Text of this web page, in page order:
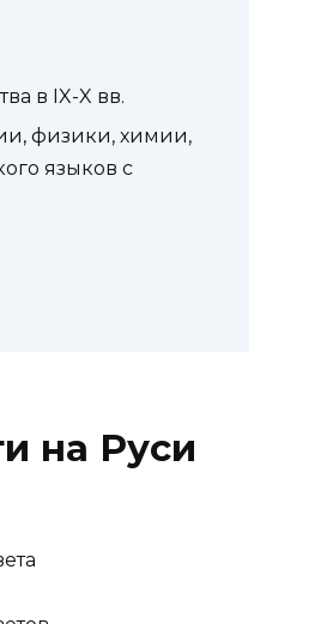
в IX-X вв.
физики, химии,
языков с
на Руси